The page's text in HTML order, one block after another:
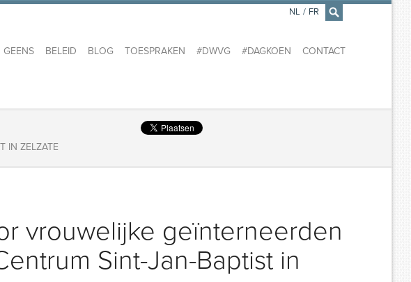
×
GEENS BELEID BLOG TOESPRAKEN #DWVG #DAGKOEN CONTACT
NL / FR
IN ZELZATE
vrouwelijke geïnterneerden
Sint-Jan-Baptist in